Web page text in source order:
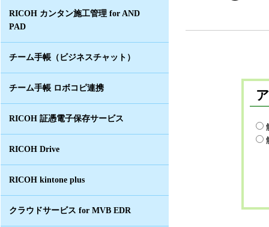
RICOH カンタン施工管理 for AND
PAD
チーム手帳（ビジネスチャット）
チーム手帳 ロボコピ連携
RICOH 証憑電子保存サービス
RICOH Drive
RICOH kintone plus
クラウドサービス for MVB EDR